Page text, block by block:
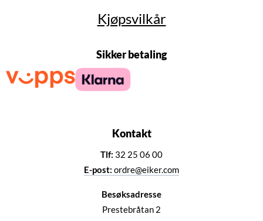
Kjøpsvilkår
Sikker betaling
Kontakt
Tlf: 32 25 06 00
E-post: ordre@eiker.com
Besøksadresse
Prestebråtan 2